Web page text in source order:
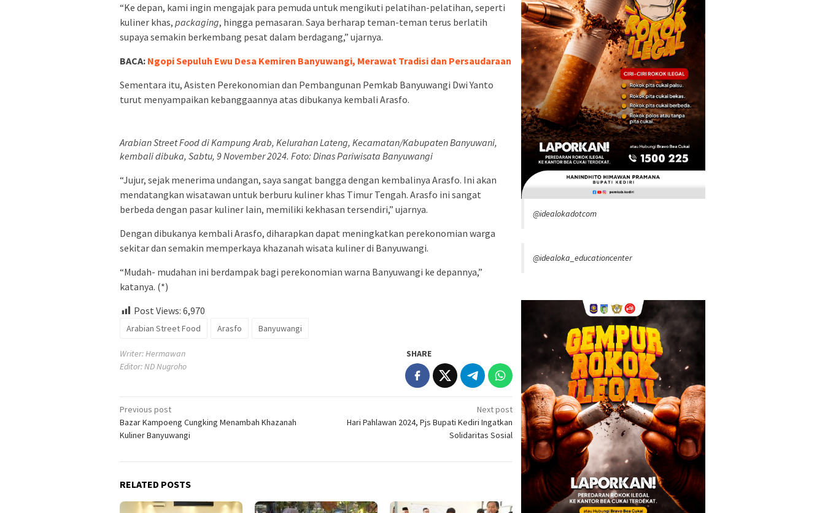
“Ke depan, kami ingin mengajak para pemuda untuk mengikuti pelatihan-pelatihan, seperti
kuliner khas, packaging, hingga pemasaran. Saya berharap teman-teman terus berlatih
supaya semakin berkembang pesat dalam berdagang,” ujarnya.
BACA: Ngopi Sepuluh Ewu Desa Kemiren Banyuwangi, Merawat Tradisi dan Persaudaraan
Sementara itu, Asisten Perekonomian dan Pembangunan Pemkab Banyuwangi Dwi Yanto
turut menyampaikan kebanggaannya atas dibukanya kembali Arasfo.
Arabian Street Food di Kampung Arab, Kelurahan Lateng, Kecamatan/Kabupaten Banyuwani,
kembali dibuka, Sabtu, 9 November 2024. Foto: Dinas Pariwisata Banyuwangi
“Jujur, sejak menerima undangan, saya sangat bangga dengan kembalinya Arasfo. Ini akan
mendatangkan wisatawan untuk berburu kuliner khas Timur Tengah. Arasfo ini sangat
berbeda dengan pasar kuliner lain, memiliki kekhasan tersendiri,” ujarnya.
Dengan dibukanya kembali Arasfo, diharapkan dapat meningkatkan perekonomian warga
sekitar dan semakin memperkaya khazanah wisata kuliner di Banyuwangi.
“Mudah- mudahan ini berdampak bagi perekonomian warna Banyuwangi ke depannya,”
katanya. (*)
Post Views: 6,970
Arabian Street Food Arasfo Banyuwangi
Writer: Hermawan
Editor: ND Nugroho
SHARE
Post
navigation
Previous post
Bazar Kampoeng Cungking Menambah Khazanah
Kuliner Banyuwangi
Next post
Hari Pahlawan 2024, Pjs Bupati Kediri Ingatkan
Solidaritas Sosial
RELATED POSTS
@idealokadotcom
@idealoka_educationcenter